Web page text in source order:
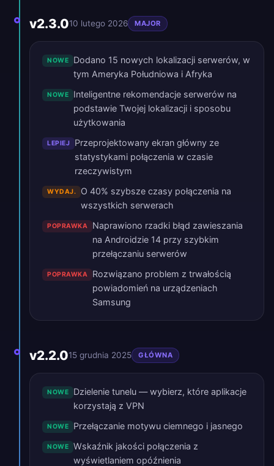
v2.3.010 lutego 2026 MAJOR
NOWE
Dodano 15 nowych lokalizacji serwerów, w
tym Ameryka Południowa i Afryka
NOWE
Inteligentne rekomendacje serwerów na
podstawie Twojej lokalizacji i sposobu
użytkowania
LEPIEJ
Przeprojektowany ekran główny ze
statystykami połączenia w czasie
rzeczywistym
WYDAJ.
O 40% szybsze czasy połączenia na
wszystkich serwerach
POPRAWKA
Naprawiono rzadki błąd zawieszania
na Androidzie 14 przy szybkim
przełączaniu serwerów
POPRAWKA
Rozwiązano problem z trwałością
powiadomień na urządzeniach
Samsung
v2.2.015 grudnia 2025 GŁÓWNA
NOWE
Dzielenie tunelu — wybierz, które aplikacje
korzystają z VPN
NOWE Przełączanie motywu ciemnego i jasnego
NOWE
Wskaźnik jakości połączenia z
wyświetlaniem opóźnienia